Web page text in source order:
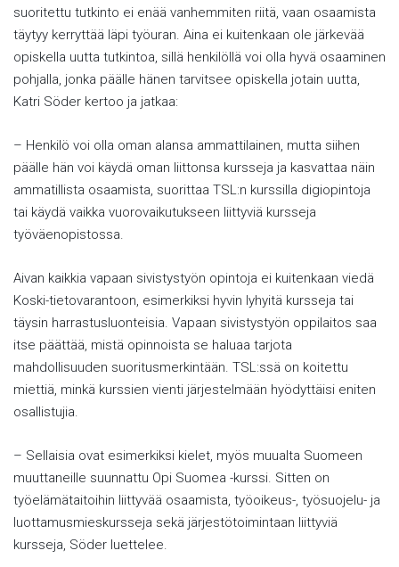
suoritettu tutkinto ei enää vanhemmiten riitä, vaan osaamista
täytyy kerryttää läpi työuran. Aina ei kuitenkaan ole järkevää
opiskella uutta tutkintoa, sillä henkilöllä voi olla hyvä osaaminen
pohjalla, jonka päälle hänen tarvitsee opiskella jotain uutta,
Katri Söder kertoo ja jatkaa:
– Henkilö voi olla oman alansa ammattilainen, mutta siihen
päälle hän voi käydä oman liittonsa kursseja ja kasvattaa näin
ammatillista osaamista, suorittaa TSL:n kurssilla digiopintoja
tai käydä vaikka vuorovaikutukseen liittyviä kursseja
työväenopistossa.
Aivan kaikkia vapaan sivistystyön opintoja ei kuitenkaan viedä
Koski-tietovarantoon, esimerkiksi hyvin lyhyitä kursseja tai
täysin harrastusluonteisia. Vapaan sivistystyön oppilaitos saa
itse päättää, mistä opinnoista se haluaa tarjota
mahdollisuuden suoritusmerkintään. ­TSL:ssä on koitettu
miettiä, minkä kurssien vienti järjestelmään hyödyttäisi eniten
osallistujia.
– Sellaisia ovat esimerkiksi kielet, myös muualta Suomeen
muuttaneille suunnattu Opi Suomea -kurssi. Sitten on
työelämätaitoihin liittyvää osaamista, työoikeus-, työsuojelu- ja
luottamusmieskursseja sekä järjestötoimintaan liittyviä
kursseja, Söder luettelee.